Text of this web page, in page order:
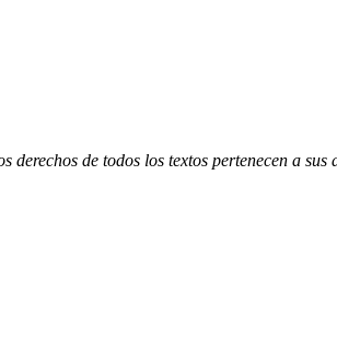
de todos los textos pertenecen a sus